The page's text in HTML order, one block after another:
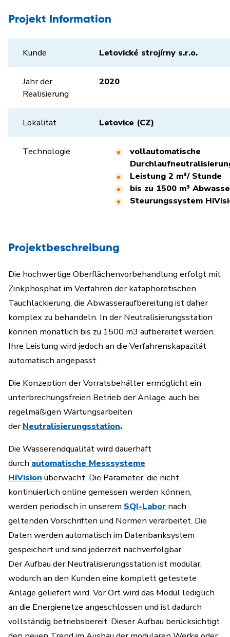
Projekt Information
Kunde Letovické strojírny s.r.o.
Jahr der
Realisierung
2020
Lokalität Letovice (CZ)
Technologie
vollautomatische
Leistung 2 m³/ Stunde
bis zu 1500 m³
Steurungssystem
Projektbeschreibung
Die hochwertige Oberflächenvorbehandlung erfolgt mit
Zinkphosphat im Verfahren der kataphoretischen
Tauchlackierung, die Abwasseraufbereitung ist daher
komplex zu behandeln. In der Neutralisierungsstation
können monatlich bis zu 1500 m3 aufbereitet werden.
Ihre Leistung wird jedoch an die Verfahrenskapazität
automatisch angepasst.
Die Konzeption der Vorratsbehälter ermöglicht ein
unterbrechungsfreien Betrieb der Anlage, auch bei
regelmäßigen Wartungsarbeiten
derNeutralisierungsstation.
Die Wasserendqualität wird dauerhaft
durch automatische Messsysteme
HiVision überwacht. Die Parameter, die nicht
kontinuierlich online gemessen werden können,
werden periodisch in unserem SQI-Labor nach
geltenden Vorschriften und Normen verarbeitet. Die
Daten werden automatisch im Datenbanksystem
gespeichert und sind jederzeit nachverfolgbar.
Der Aufbau der Neutralisierungsstation ist modular,
wodurch an den Kunden eine komplett getestete
Anlage geliefert wird. Vor Ort wird das Modul lediglich
an die Energienetze angeschlossen und ist dadurch
vollständig betriebsbereit. Dieser Aufbau berücksichtigt